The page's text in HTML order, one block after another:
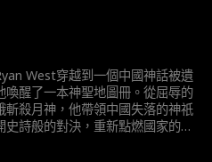
West穿越到一個中國神話被遺
喚醒了一本神聖地圖冊。從屈辱的
斬殺月神，他帶領中國失落的神祇
史詩般的對決，重新點燃國家的命